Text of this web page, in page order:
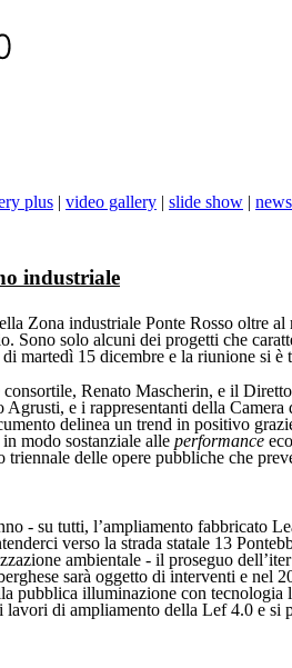
plus | video gallery | slide show |
industriale
Zona industriale Ponte Rosso
Sono solo alcuni dei progetti che
martedì 15 dicembre e la riunione si
Renato Mascherin, e il
e i rappresentanti della
delinea un trend in positivo
modo sostanziale alle performance
delle opere pubbliche che
- su tutti, l’ampliamento fabbricato
verso la strada statale 13
ambientale - il proseguo
sarà oggetto di interventi e nel
pubblica illuminazione con
lavori di ampliamento della Lef 4.0 e